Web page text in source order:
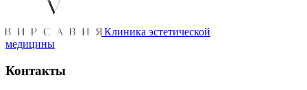
Клиника эстетической
медицины
Контакты